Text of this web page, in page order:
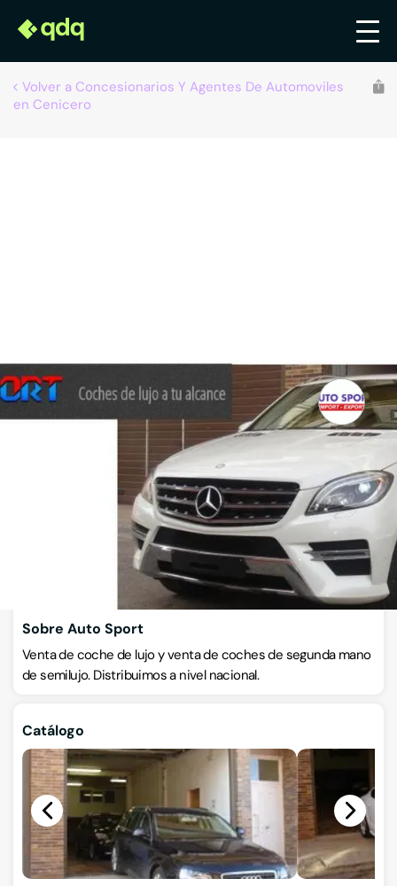
Volver a Concesionarios Y Agentes De Automoviles
en Cenicero
Recomendado por qdq
Auto Sport
Concesionarios de coches
Calle Goya 1, bajo, 04260, Rioja, Almería
CÓMO LLEGAR ESCRÍBENOS
Llamar ahora
Sobre Auto Sport
Venta de coche de lujo y venta de coches de segunda mano
de semilujo. Distribuimos a nivel nacional.
Catálogo